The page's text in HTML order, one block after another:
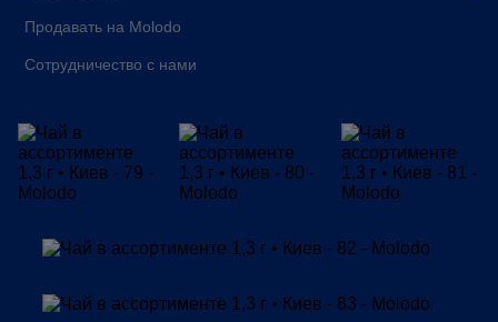
Продавать на Molodo
Сотрудничество с нами